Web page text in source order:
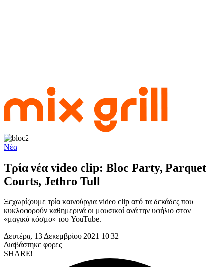
Νέα
Τρία νέα video clip: Bloc Party, Parquet
Courts, Jethro Tull
Ξεχωρίζουμε τρία καινούργια video clip από τα δεκάδες που
κυκλοφορούν καθημερινά οι μουσικοί ανά την υφήλιο στον
«μαγικό κόσμο» του YouTube.
Δευτέρα, 13 Δεκεμβρίου 2021 10:32
Διαβάστηκε φορες
SHARE!